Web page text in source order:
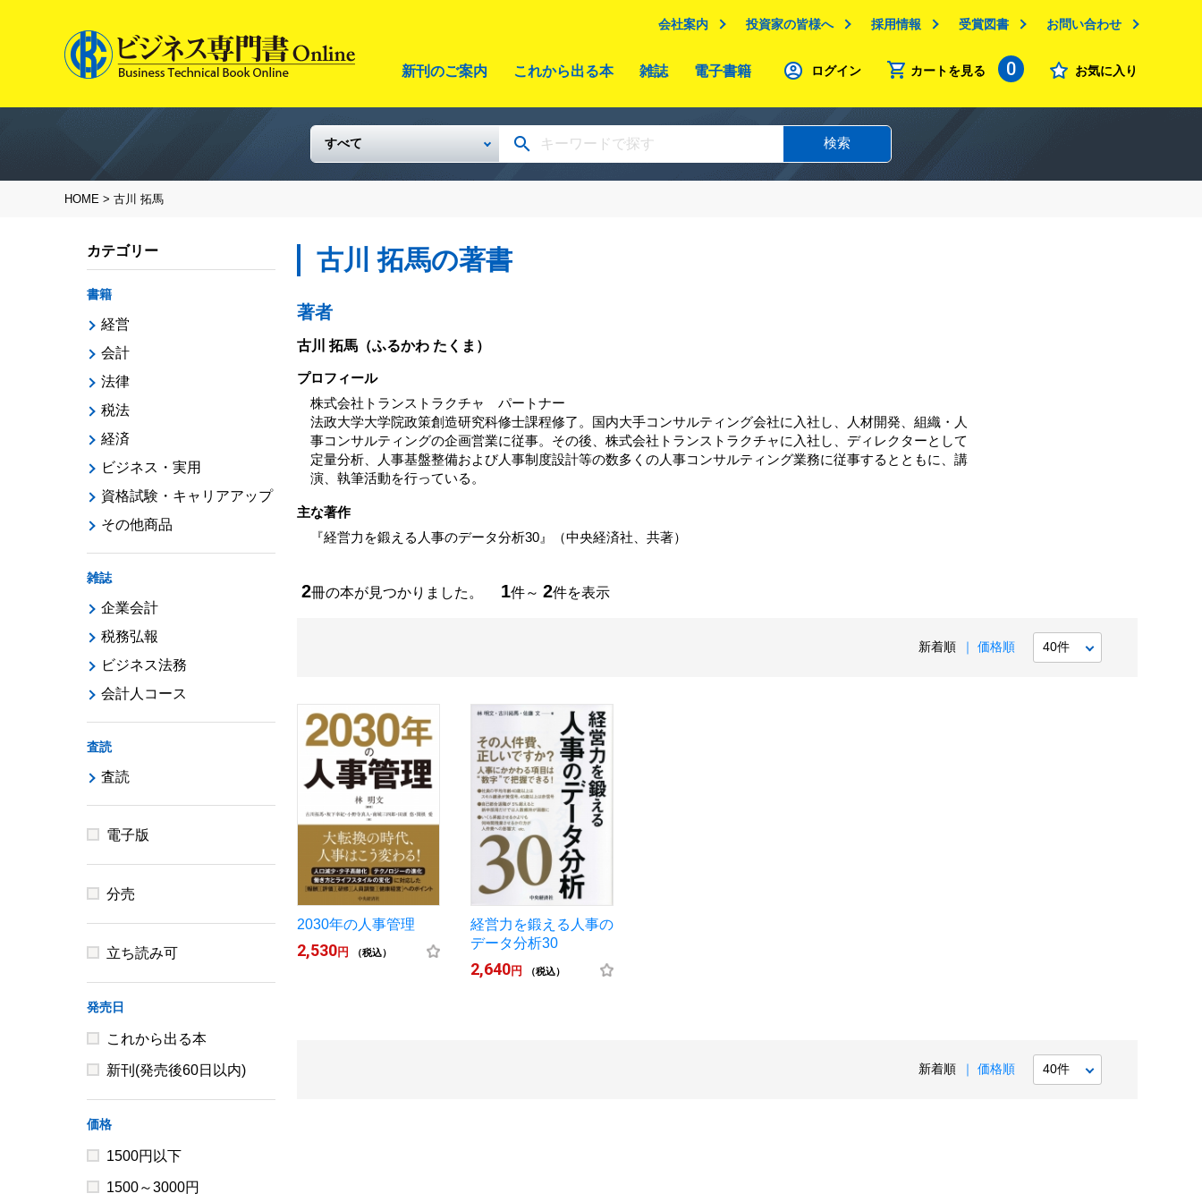
会社案内 投資家の皆様へ 採用情報 受賞図書 お問い合わせ
新刊のご案内 これから出る本 雑誌 電子書籍 ログイン カートを見る 0 お気に入り
検索
HOME > 古川 拓馬
古川 拓馬の著書
著者
古川 拓馬 （ふるかわ たくま）
プロフィール
株式会社トランストラクチャ パートナー
法政大学大学院政策創造研究科修士課程修了。国内大手コンサルティング会社に入社し、人材開発、組織・人
事コンサルティングの企画営業に従事。その後、株式会社トランストラクチャに入社し、ディレクターとして
定量分析、人事基盤整備および人事制度設計等の数多くの人事コンサルティング業務に従事するとともに、講
演、執筆活動を行っている。
主な著作
『経営力を鍛える人事のデータ分析30』（中央経済社、共著）
2冊の本が見つかりました。 1件～ 2件を表示
新着順 価格順
2030年の人事管理
2,530円 （税込）
経営力を鍛える人事の
データ分析30
2,640円 （税込）
新着順 価格順
カテゴリー
書籍
経営
会計
法律
税法
経済
ビジネス・実用
資格試験・キャリアアップ
その他商品
雑誌
企業会計
税務弘報
ビジネス法務
会計人コース
査読
査読
電子版
分売
立ち読み可
発売日
これから出る本
新刊(発売後60日以内)
価格
1500円以下
1500～3000円